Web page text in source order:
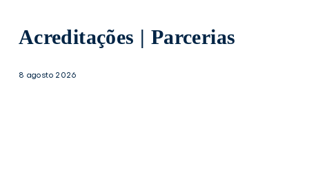
Acreditações | Parcerias
8 agosto 2026